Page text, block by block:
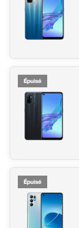
Épuisé
Épuisé